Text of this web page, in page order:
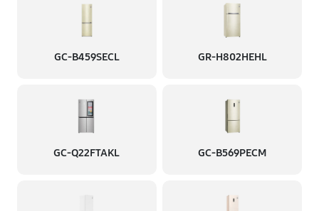
GC-B459SECL GR-H802HEHL
GC-Q22FTAKL GC-B569PECM